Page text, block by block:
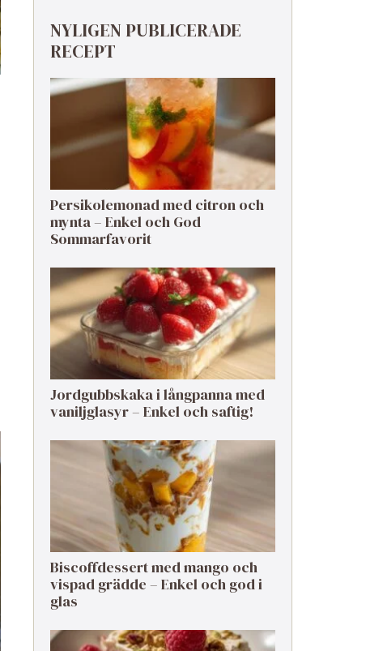
NYLIGEN PUBLICERADE
RECEPT
Persikolemonad med citron och
mynta – Enkel och God
Sommarfavorit
Jordgubbskaka i långpanna med
vaniljglasyr – Enkel och saftig!
Biscoffdessert med mango och
vispad grädde – Enkel och god i
glas